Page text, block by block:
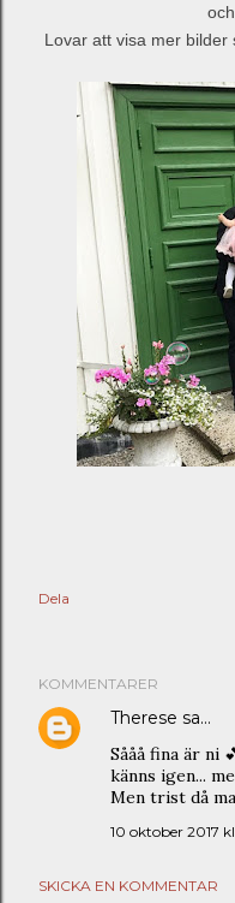
Lovar att visa mer bilder
Dela
KOMMENTARER
Therese sa…
Sååå fina är ni
känns igen...
Men trist då
10 oktober 2017
SKICKA EN KOMMENTAR